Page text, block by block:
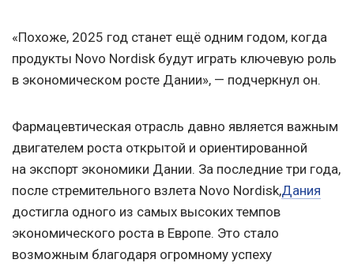
«Похоже, 2025 год станет ещё одним годом, когда
продукты Novo Nordisk будут играть ключевую роль
в экономическом росте Дании», — подчеркнул он.
Фармацевтическая отрасль давно является важным
двигателем роста открытой и ориентированной
на экспорт экономики Дании. За последние три года,
после стремительного взлета Novo Nordisk,Дания
достигла одного из самых высоких темпов
экономического роста в Европе. Это стало
возможным благодаря огромному успеху